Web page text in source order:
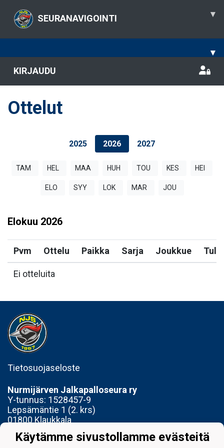
SEURANAVIGOINTI ▾
▾
KIRJAUDU
Ottelut
2025 2026 2027
TAM HEL MAA HUH TOU KES HEI
ELO SYY LOK MAR JOU
Elokuu 2026
Pvm Ottelu Paikka Sarja Joukkue
Ei otteluita
Tietosuojaseloste
Nurmijärven Jalkapalloseura ry
Y-tunnus: 1528457-9
Lepsämäntie 1 (2. krs)
01800 Klaukkala
Toimisto avoinna Ti 14-17 ja To 15-18
Käytämme sivustollamme evästeitä